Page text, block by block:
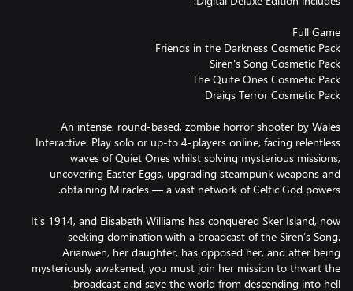
An intense, round-based, zombie horror shooter by Wales
Interactive. Play solo or up-to 4-players online, facing relentless
waves of Quiet Ones whilst solving mysterious missions,
uncovering Easter Eggs, upgrading steampunk weapons and
It’s 1914, and Elisabeth Williams has conquered Sker Island, now
seeking domination with a broadcast of the Siren’s Song.
Arianwen, her daughter, has opposed her, and after being
mysteriously awakened, you must join her mission to thwart the